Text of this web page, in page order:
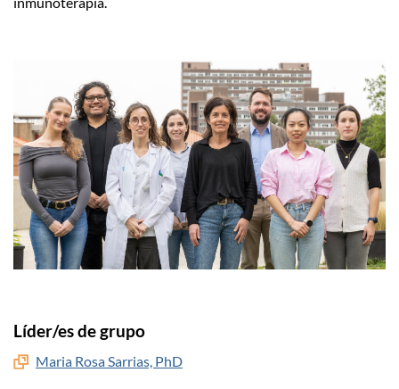
Líder/es de grupo
Maria Rosa Sarrias, PhD